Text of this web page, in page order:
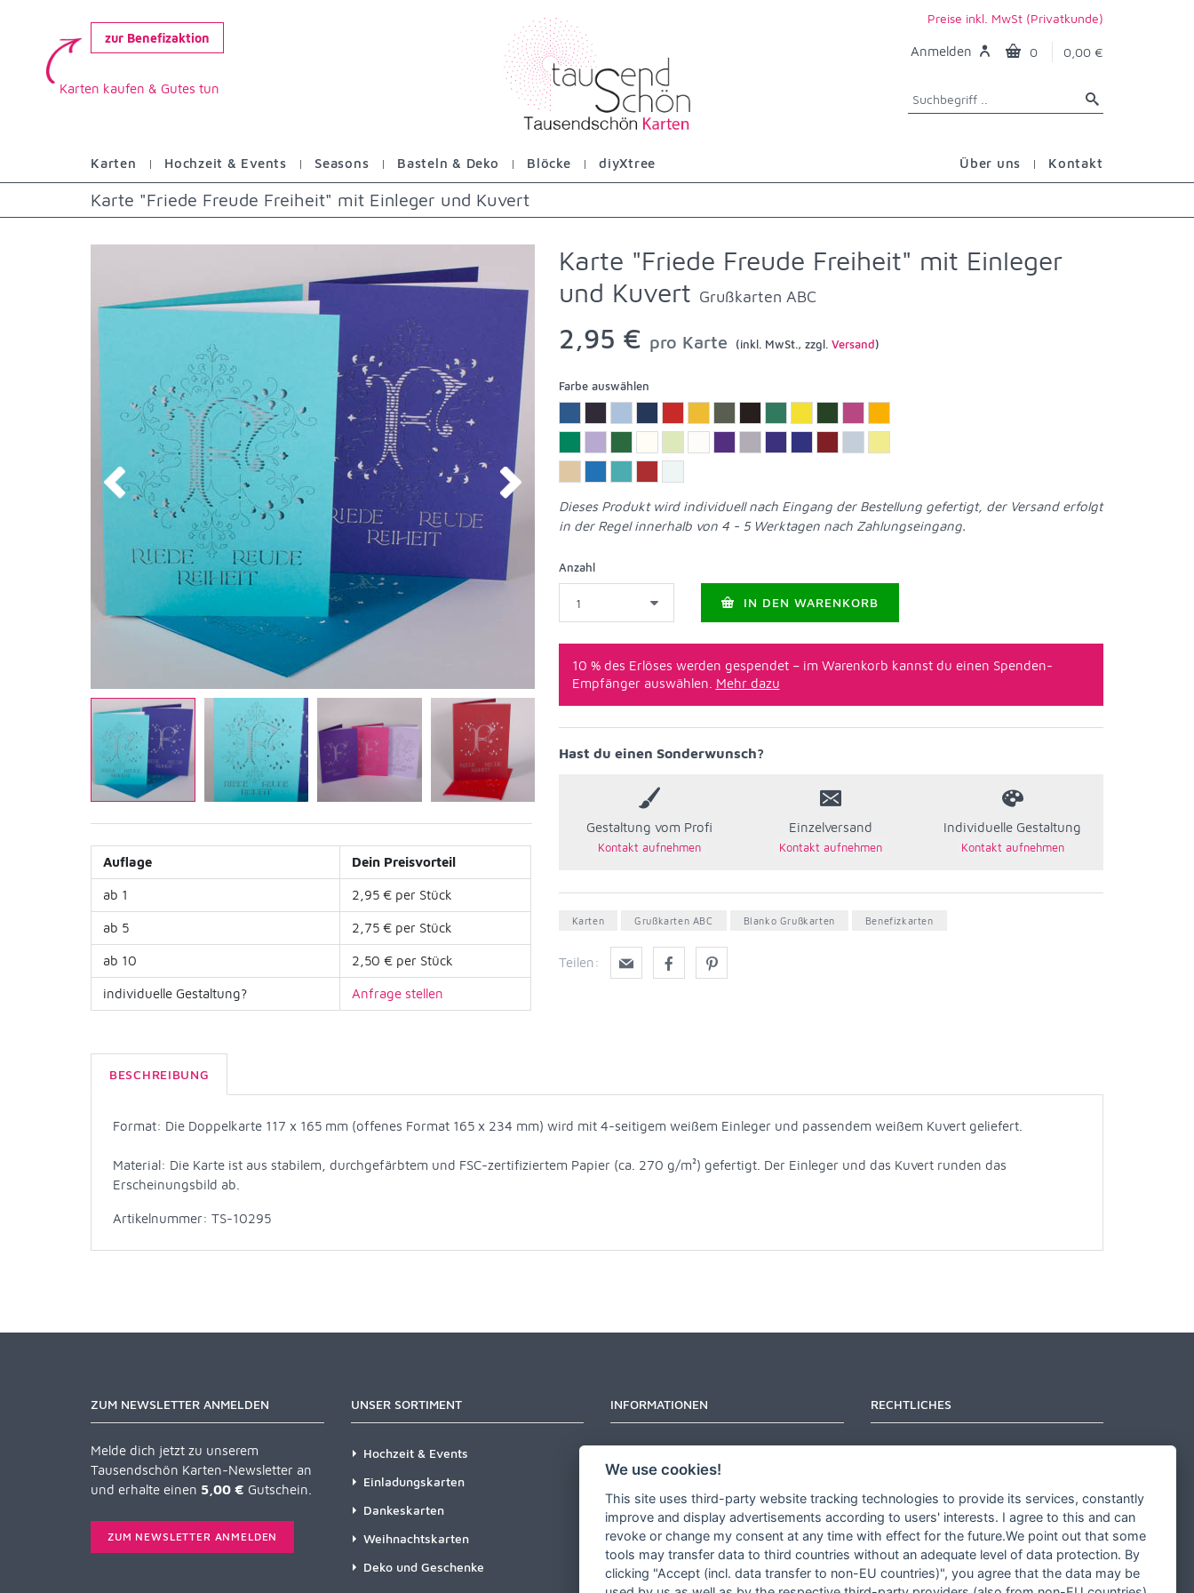
zur Benefizaktion
Karten kaufen & Gutes tun
Preise inkl. MwSt (Privatkunde)
Anmelden 0 0,00 €
Karten Hochzeit & Events Seasons Basteln & Deko Blöcke diyXtree Über uns Kontakt
Karte "Friede Freude Freiheit" mit Einleger und Kuvert
Auflage Dein Preisvorteil
ab 1 2,95 € per Stück
ab 5 2,75 € per Stück
ab 10 2,50 € per Stück
individuelle Gestaltung? Anfrage stellen
Karte "Friede Freude Freiheit" mit Einleger
und Kuvert Grußkarten ABC
2,95 € pro Karte (inkl. MwSt., zzgl. Versand)
Farbe auswählen
Dieses Produkt wird individuell nach Eingang der Bestellung gefertigt, der Versand erfolgt
in der Regel innerhalb von 4 - 5 Werktagen nach Zahlungseingang.
Anzahl
IN DEN WARENKORB
10 % des Erlöses werden gespendet – im Warenkorb kannst du einen Spenden-
Empfänger auswählen. Mehr dazu
Hast du einen Sonderwunsch?
Gestaltung vom Profi Einzelversand Individuelle Gestaltung
Karten Grußkarten ABC Blanko Grußkarten Benefizkarten
Teilen:
BESCHREIBUNG
Format: Die Doppelkarte 117 x 165 mm (offenes Format 165 x 234 mm) wird mit 4-seitigem weißem Einleger und passendem weißem Kuvert geliefert.
Material: Die Karte ist aus stabilem, durchgefärbtem und FSC-zertifiziertem Papier (ca. 270 g/m²) gefertigt. Der Einleger und das Kuvert runden das
Erscheinungsbild ab.
Artikelnummer: TS-10295
ZUM NEWSLETTER ANMELDEN
Melde dich jetzt zu unserem
Tausendschön Karten-Newsletter an
und erhalte einen 5,00 € Gutschein.
ZUM NEWSLETTER ANMELDEN
UNSER SORTIMENT
Hochzeit & Events
Einladungskarten
Dankeskarten
Weihnachtskarten
Deko und Geschenke
INFORMATIONEN
Versandinformationen
Partner werden
Designer werden
RECHTLICHES
Widerrufsbelehrung
Widerrufsformular
Datenschutz
We use cookies!
This site uses third-party website tracking technologies to provide its services, constantly
improve and display advertisements according to users' interests. I agree to this and can
revoke or change my consent at any time with effect for the future.We point out that some
tools may transfer data to third countries without an adequate level of data protection. By
clicking "Accept (incl. data transfer to non-EU countries)", you agree that the data may be